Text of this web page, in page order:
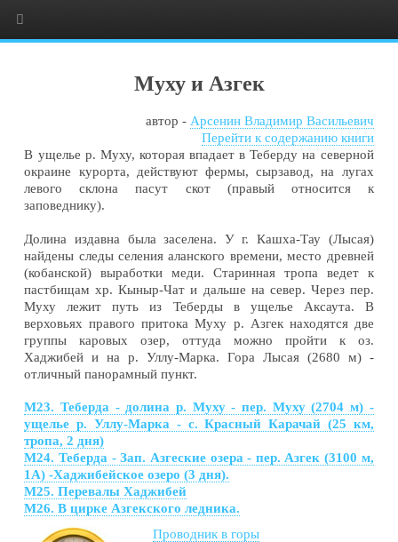
Муху и Азгек
автор - Арсенин Владимир Васильевич
Перейти к содержанию книги
В ущелье р. Муху, которая впадает в Теберду на северной
окраине курорта, действуют фермы, сырзавод, на лугах
левого склона пасут скот (правый относится к
заповеднику).
Долина издавна была заселена. У г. Кашха-Тау (Лысая)
найдены следы селения аланского времени, место древней
(кобанской) выработки меди. Старинная тропа ведет к
пастбищам хр. Кыныр-Чат и дальше на север. Через пер.
Муху лежит путь из Теберды в ущелье Аксаута. В
верховьях правого притока Муху р. Азгек находятся две
группы каровых озер, оттуда можно пройти к оз.
Хаджибей и на р. Уллу-Марка. Гора Лысая (2680 м) -
отличный панорамный пункт.
М23. Теберда - долина р. Муху - пер. Муху (2704 м) -
ущелье р. Уллу-Марка - с. Красный Карачай (25 км,
тропа, 2 дня)
М24. Теберда - Зап. Азгеские озера - пер. Азгек (3100 м,
1А) -Хаджибейское озеро (3 дня).
М25. Перевалы Хаджибей
М26. В цирке Азгекского ледника.
Проводник в горы